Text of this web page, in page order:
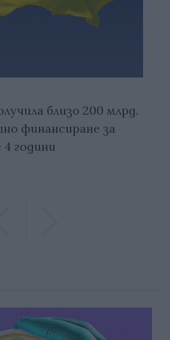
близо 200 млрд.
финансиране за
години